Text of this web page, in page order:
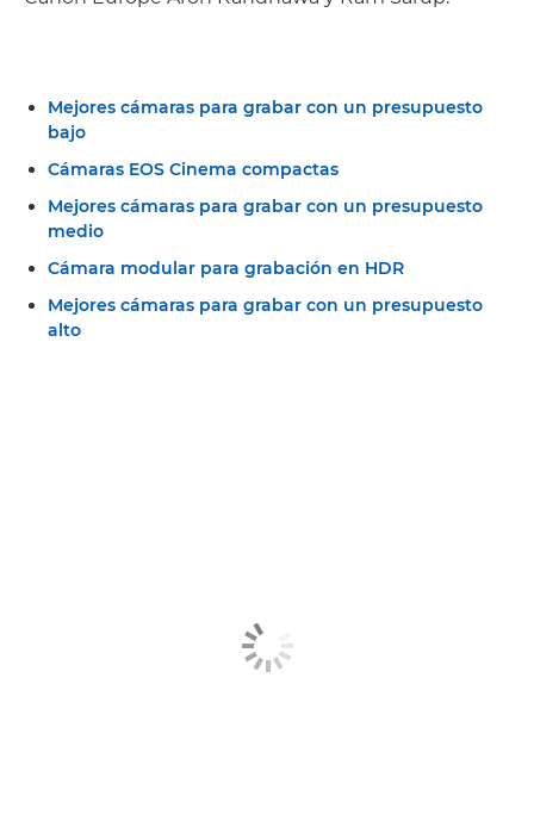
Mejores cámaras para grabar con un presupuesto
bajo
Cámaras EOS Cinema compactas
Mejores cámaras para grabar con un presupuesto
medio
Cámara modular para grabación en HDR
Mejores cámaras para grabar con un presupuesto
alto